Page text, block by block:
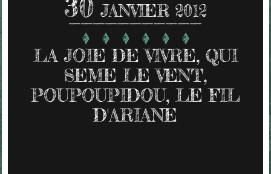
30 JANVIER 2012
LA JOIE DE VIVRE, QUI
SEME LE VENT,
POUPOUPIDOU, LE FIL
D'ARIANE